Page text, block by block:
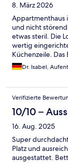
8. März 2026
Appartmenthaus
und nicht
etwas steril. Die
wertig
Küchenzeile.
fand ich jetzt
die gute
Dr. Isabel,
Verifizierte
10/10 –
16. Aug. 2025
Super
Platz und
ausgestattet.